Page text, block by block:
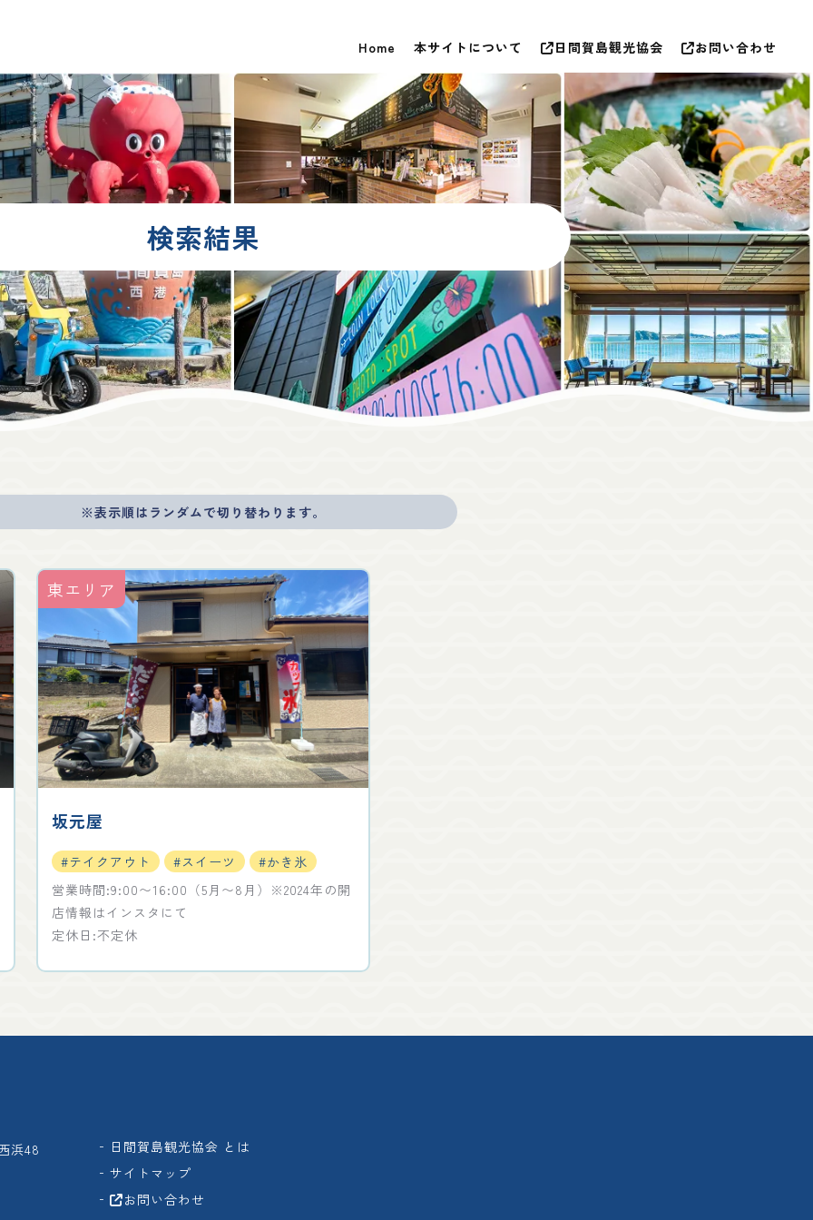
Home 本サイトについて 日間賀島観光協会 お問い合わせ
検索結果
※表示順はランダムで切り替わります。
東エリア
坂元屋
#テイクアウト #スイーツ
#かき氷
営業時間:9:00〜16:00（5月〜8月）※2024年の開
店情報はインスタにて
定休日:不定休
浜48
日間賀島観光協会 とは
サイトマップ
お問い合わせ